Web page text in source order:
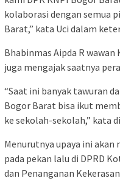
kolaborasi dengan semua
Barat,” kata Uci dalam
Bhabinmas Aipda R
juga mengajak saatnya
“Saat ini banyak tawuran
Bogor Barat bisa ikut
ke sekolah-sekolah,” kata
Menurutnya upaya ini
pada pekan lalu di DPRD
dan Penanganan